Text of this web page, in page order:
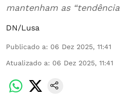
mantenham as
DN/Lusa
Publicado a: 06 Dez 2025, 11:41
Atualizado a: 06 Dez 2025, 11:41